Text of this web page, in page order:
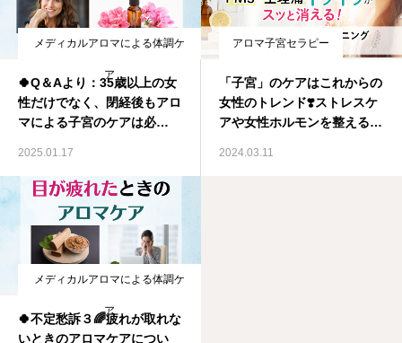
メディカルアロマによる体調ケ
ア
🍀Q＆Aより：35歳以上の女
性だけでなく、閉経後もアロ
マによる子宮のケアは必
ィカルアロマ協会
2025.01.17
アロマ子宮セラピー
「子宮」のケアはこれからの
女性のトレンド❣️ストレスケ
アや女性ホルモンを整えるた
2024.03.11
メディカルアロマによる体調ケ
ア
🍀不定愁訴３🌈疲れが取れな
いときのアロマケアについ